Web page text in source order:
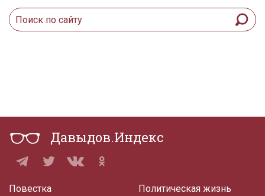
Давыдов.Индекс
Повестка Политическая жизнь